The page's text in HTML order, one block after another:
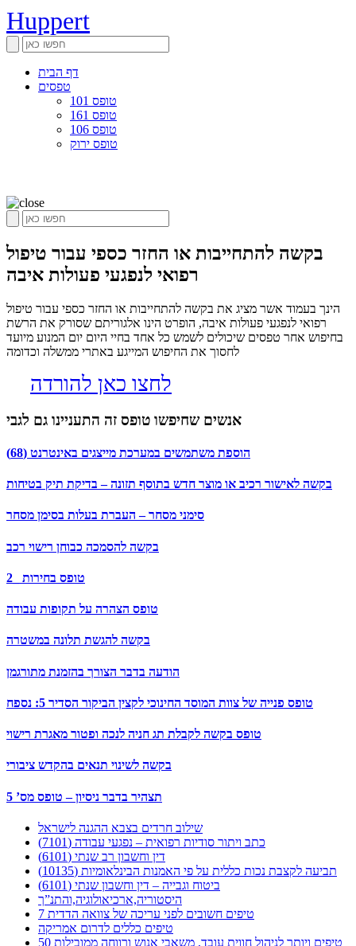
Huppert
דף הבית
טפסים
טופס 101
טופס 161
טופס 106
טופס ירוק
בקשה להתחייבות או החזר כספי עבור טיפול
רפואי לנפגעי פעולות איבה
הינך בעמוד אשר מציג את בקשה להתחייבות או החזר כספי עבור טיפול
רפואי לנפגעי פעולות איבה, הופרט הינו אלגוריתם שסורק את הרשת
בחיפוש אחר טפסים שיכולים לשמש כל אחד בחיי היום יום המנוע מיועד
לחסוך את החיפוש המייגע באתרי ממשלה וכדומה
לחצו כאן להורדה
אנשים שחיפשו טופס זה התעניינו גם לגבי
הוספת משתמשים במערכת מייצגים באינטרנט (68)
בקשה לאישור רכיב או מוצר חדש בתוסף תזונה – בדיקת תיק בטיחות
סימני מסחר – העברת בעלות בסימן מסחר
בקשה להסמכה כבוחן רישוי רכב
טופס בחירות _2
טופס הצהרה על תקופות עבודה
בקשה להגשת תלונה במשטרה
הודעה בדבר הצורך בהזמנת מתורגמן
טופס פנייה של צוות המוסד החינוכי לקצין הביקור הסדיר 5: נספח
טופס בקשה לקבלת תג חניה לנכה ופטור מאגרת רישוי
בקשה לשינוי תנאים בהקדש ציבורי
תצהיר בדבר ניסיון – טופס מס’ 5
שילוב חרדים בצבא ההגנה לישראל
כתב ויתור סודיות רפואית – נפגעי עבודה (7101)
דין וחשבון רב שנתי (6101)
תביעה לקצבת נכות כללית על פי האמנות הבינלאומיות (10135)
ביטוח וגבייה – דין וחשבון שנתי (6101)
היסטוריה,ארכיאולוגיה,והתנ”ך
7 טיפים חשובים לפני עריכה של צוואה הדדית
טיפים כללים לדרום אמריקה
50 טיפים ויותר לניהול חווית עובד, משאבי אנוש ורווחה ממובילות